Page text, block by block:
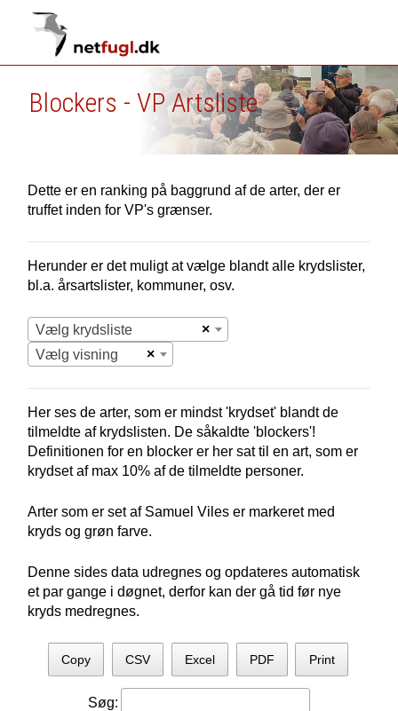
Blockers - VP Artsliste
Dette er en ranking på baggrund af de arter, der er
truffet inden for VP's grænser.
Herunder er det muligt at vælge blandt alle krydslister,
bl.a. årsartslister, kommuner, osv.
×
Vælg krydsliste
×
Vælg visning
Her ses de arter, som er mindst 'krydset' blandt de
tilmeldte af krydslisten. De såkaldte 'blockers'!
Definitionen for en blocker er her sat til en art, som er
krydset af max 10% af de tilmeldte personer.
Arter som er set af Samuel Viles er markeret med
kryds og grøn farve.
Denne sides data udregnes og opdateres automatisk
et par gange i døgnet, derfor kan der gå tid før nye
kryds medregnes.
Copy CSV Excel PDF Print
Søg: